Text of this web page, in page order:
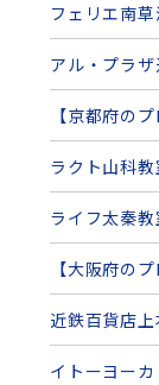
フェリエ南
アル・プラ
【京都府の
ラクト山科
ライフ太秦
【大阪府の
近鉄百貨店
イトーヨー